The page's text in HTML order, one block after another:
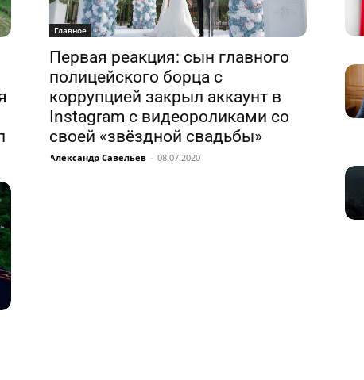
Главное
Первая реакция: сын главного
полицейского борца с
коррупцией закрыл аккаунт в
Instagram с видеороликами со
своей «звёздной свадьбы»
Александр Савельев - 08.07.2020